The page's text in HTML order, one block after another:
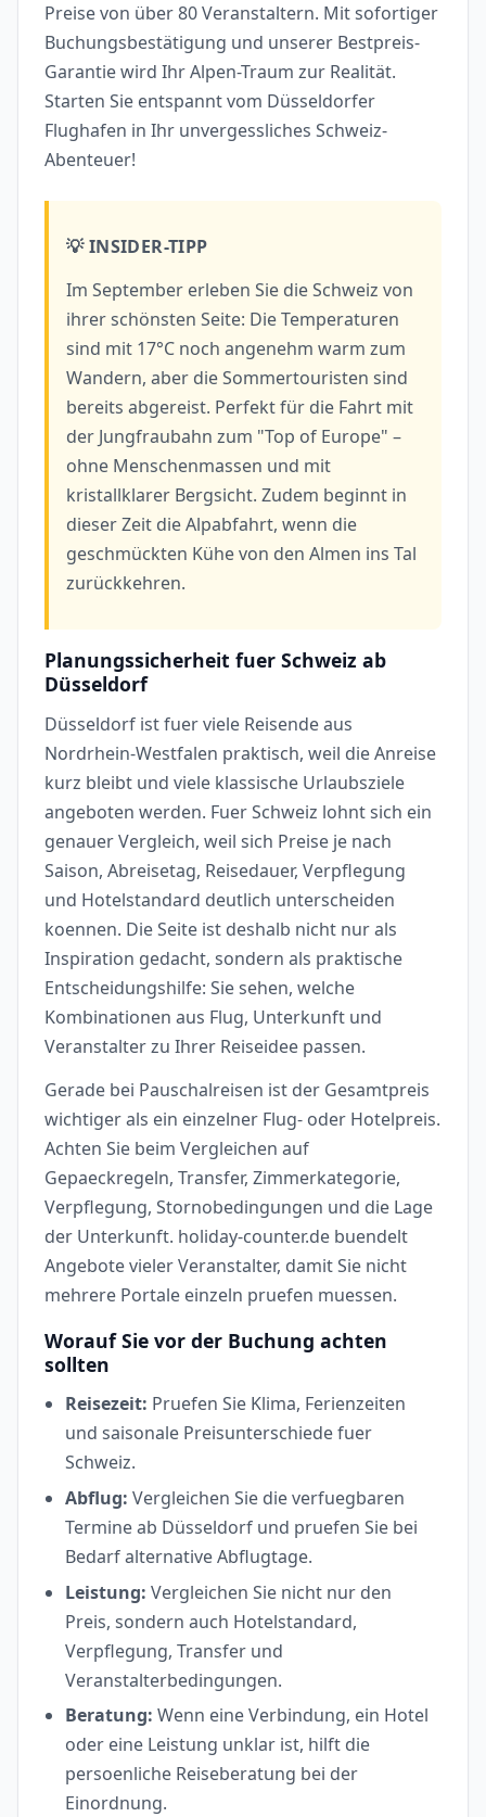
Preise von über 80 Veranstaltern. Mit sofortiger
Buchungsbestätigung und unserer Bestpreis-
Garantie wird Ihr Alpen-Traum zur Realität.
Starten Sie entspannt vom Düsseldorfer
Flughafen in Ihr unvergessliches Schweiz-
Abenteuer!
💡 INSIDER-TIPP
Im September erleben Sie die Schweiz von
ihrer schönsten Seite: Die Temperaturen
sind mit 17°C noch angenehm warm zum
Wandern, aber die Sommertouristen sind
bereits abgereist. Perfekt für die Fahrt mit
der Jungfraubahn zum "Top of Europe" –
ohne Menschenmassen und mit
kristallklarer Bergsicht. Zudem beginnt in
dieser Zeit die Alpabfahrt, wenn die
geschmückten Kühe von den Almen ins Tal
zurückkehren.
Planungssicherheit fuer Schweiz ab
Düsseldorf
Düsseldorf ist fuer viele Reisende aus
Nordrhein-Westfalen praktisch, weil die Anreise
kurz bleibt und viele klassische Urlaubsziele
angeboten werden. Fuer Schweiz lohnt sich ein
genauer Vergleich, weil sich Preise je nach
Saison, Abreisetag, Reisedauer, Verpflegung
und Hotelstandard deutlich unterscheiden
koennen. Die Seite ist deshalb nicht nur als
Inspiration gedacht, sondern als praktische
Entscheidungshilfe: Sie sehen, welche
Kombinationen aus Flug, Unterkunft und
Veranstalter zu Ihrer Reiseidee passen.
Gerade bei Pauschalreisen ist der Gesamtpreis
wichtiger als ein einzelner Flug- oder Hotelpreis.
Achten Sie beim Vergleichen auf
Gepaeckregeln, Transfer, Zimmerkategorie,
Verpflegung, Stornobedingungen und die Lage
der Unterkunft. holiday-counter.de buendelt
Angebote vieler Veranstalter, damit Sie nicht
mehrere Portale einzeln pruefen muessen.
Worauf Sie vor der Buchung achten
sollten
Reisezeit: Pruefen Sie Klima, Ferienzeiten
und saisonale Preisunterschiede fuer
Schweiz.
Abflug: Vergleichen Sie die verfuegbaren
Termine ab Düsseldorf und pruefen Sie bei
Bedarf alternative Abflugtage.
Leistung: Vergleichen Sie nicht nur den
Preis, sondern auch Hotelstandard,
Verpflegung, Transfer und
Veranstalterbedingungen.
Beratung: Wenn eine Verbindung, ein Hotel
oder eine Leistung unklar ist, hilft die
persoenliche Reiseberatung bei der
Einordnung.